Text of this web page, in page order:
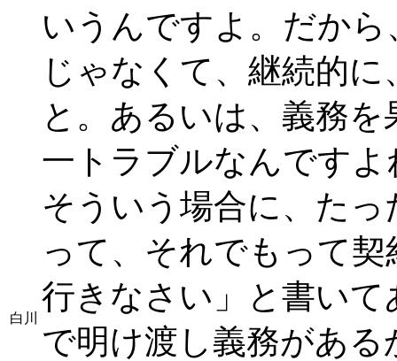
白川
いうんですよ。だか
じゃなくて、継続的
と。あるいは、義務
一トラブルなんですよ
そういう場合に、た
って、それでもって
行きなさい」と書い
で明け渡し義務があ